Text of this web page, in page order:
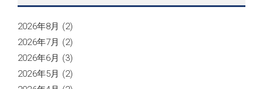
2026年8月 (2)
2026年7月 (2)
2026年6月 (3)
2026年5月 (2)